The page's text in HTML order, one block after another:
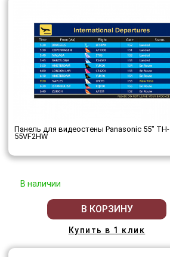
Панель для видеостены Panasonic 55" TH-
55VF2HW
В наличии
В КОРЗИНУ
Купить в 1 клик